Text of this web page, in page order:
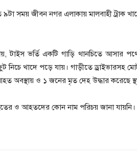
৯টা সময় জীবন নগর এলাকায় মালবাহী
যায়, টাইস ভর্তি একটি গাড়ি থানচিতে আসার
নিচে খাদে পড়ে যায়। গাড়ীতে ড্রাইভারসহ
অবস্থায় ও ১ জনের মৃত দেহ উদ্ধার করেছে
ও আহতদের কোন নাম পরিচয় জানা যায়নি।